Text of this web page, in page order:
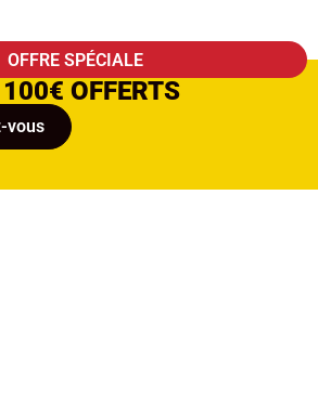
OFFRE SPÉCIALE
100€ OFFERTS
vous